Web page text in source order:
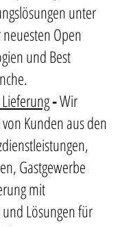
unter
Open
und Best
-Wir
Kunden aus den
Gastgewerbe
mit
Lösungen für